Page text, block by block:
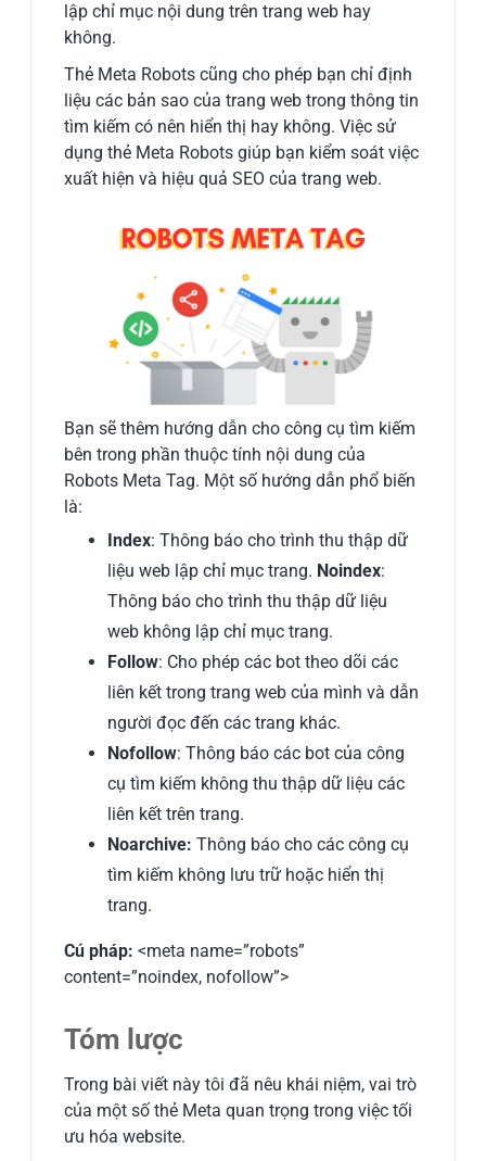
lập chỉ mục nội dung trên trang web hay
không.
Thẻ Meta Robots cũng cho phép bạn chỉ định
liệu các bản sao của trang web trong thông tin
tìm kiếm có nên hiển thị hay không. Việc sử
dụng thẻ Meta Robots giúp bạn kiểm soát việc
xuất hiện và hiệu quả SEO của trang web.
Bạn sẽ thêm hướng dẫn cho công cụ tìm kiếm
bên trong phần thuộc tính nội dung của
Robots Meta Tag. Một số hướng dẫn phổ biến
là:
Index: Thông báo cho trình thu thập dữ
liệu web lập chỉ mục trang. Noindex:
Thông báo cho trình thu thập dữ liệu
web không lập chỉ mục trang.
Follow: Cho phép các bot theo dõi các
liên kết trong trang web của mình và dẫn
người đọc đến các trang khác.
Nofollow: Thông báo các bot của công
cụ tìm kiếm không thu thập dữ liệu các
liên kết trên trang.
Noarchive: Thông báo cho các công cụ
tìm kiếm không lưu trữ hoặc hiển thị
trang.
Cú pháp: <meta name=”robots”
content=”noindex, nofollow”>
Tóm lược
Trong bài viết này tôi đã nêu khái niệm, vai trò
của một số thẻ Meta quan trọng trong việc tối
ưu hóa website.